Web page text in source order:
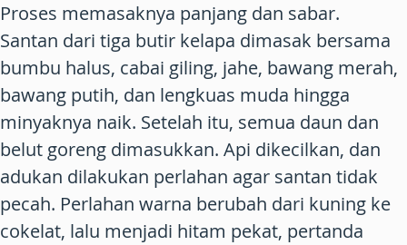
Proses memasaknya panjang dan sabar.
Santan dari tiga butir kelapa dimasak bersama
bumbu halus, cabai giling, jahe, bawang merah,
bawang putih, dan lengkuas muda hingga
minyaknya naik. Setelah itu, semua daun dan
belut goreng dimasukkan. Api dikecilkan, dan
adukan dilakukan perlahan agar santan tidak
pecah. Perlahan warna berubah dari kuning ke
cokelat, lalu menjadi hitam pekat, pertanda